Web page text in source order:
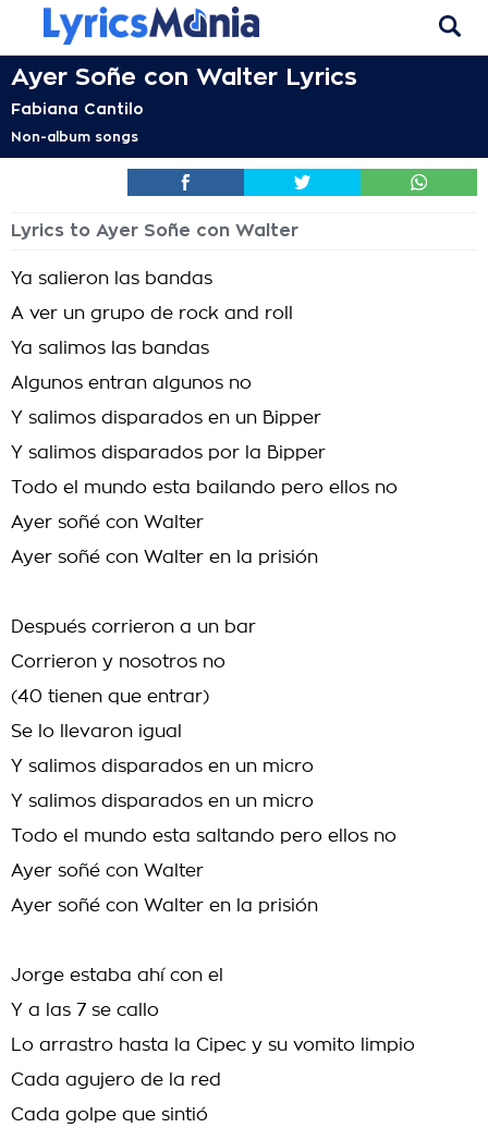
Ayer Soñe con Walter Lyrics
Fabiana Cantilo
Non-album songs
Lyrics to Ayer Soñe con Walter
Ya salieron las bandas
A ver un grupo de rock and roll
Ya salimos las bandas
Algunos entran algunos no
Y salimos disparados en un Bipper
Y salimos disparados por la Bipper
Todo el mundo esta bailando pero ellos no
Ayer soñé con Walter
Ayer soñé con Walter en la prisión
Después corrieron a un bar
Corrieron y nosotros no
(40 tienen que entrar)
Se lo llevaron igual
Y salimos disparados en un micro
Y salimos disparados en un micro
Todo el mundo esta saltando pero ellos no
Ayer soñé con Walter
Ayer soñé con Walter en la prisión
Jorge estaba ahí con el
Y a las 7 se callo
Lo arrastro hasta la Cipec y su vomito limpio
Cada agujero de la red
Cada golpe que sintió